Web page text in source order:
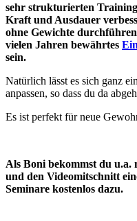
sehr strukturierten
Kraft und Ausdauer
ohne Gewichte
vielen Jahren bewährtes
sein.
Natürlich lässt es sich ganz
anpassen, so dass du da
Es ist perfekt für neue
Als Boni bekommst du u.a.
und den Videomitschnitt
Seminare kostenlos dazu.